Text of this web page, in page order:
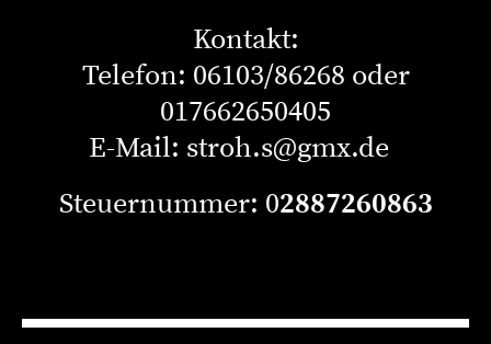
Kontakt:
Telefon: 06103/86268 oder
017662650405
E-Mail: stroh.s@gmx.de
Steuernummer: 02887260863